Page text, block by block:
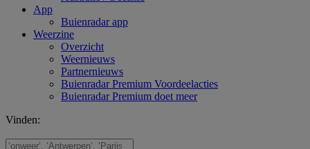
App
Buienradar app
Weerzine
Overzicht
Weernieuws
Partnernieuws
Buienradar Premium Voordeelacties
Buienradar Premium doet meer
Vinden: